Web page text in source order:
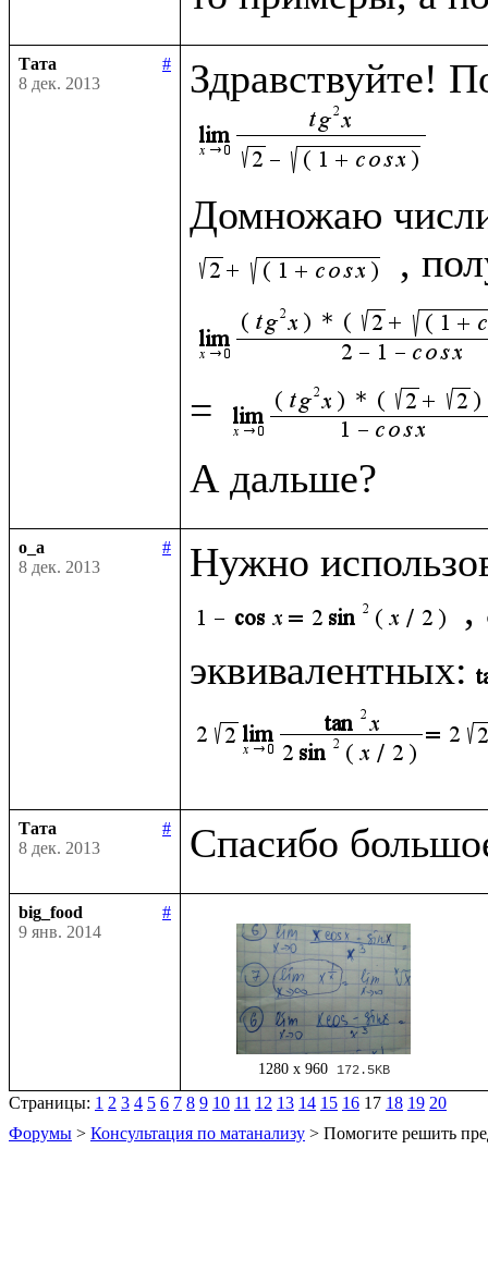
Тата
#
8 дек. 2013
Домножаю
=
o_a
#
8 дек. 2013
Нужно
,
эквивалентных:
Тата
#
8 дек. 2013
big_food
#
9 янв. 2014
1280 x 960 172.5KB
Страницы: 1 2 3 4 5 6 7 8 9 10 11 12 13 14 15 16 17 18 19 20
Форумы > Консультация по матанализу > Помогите решить